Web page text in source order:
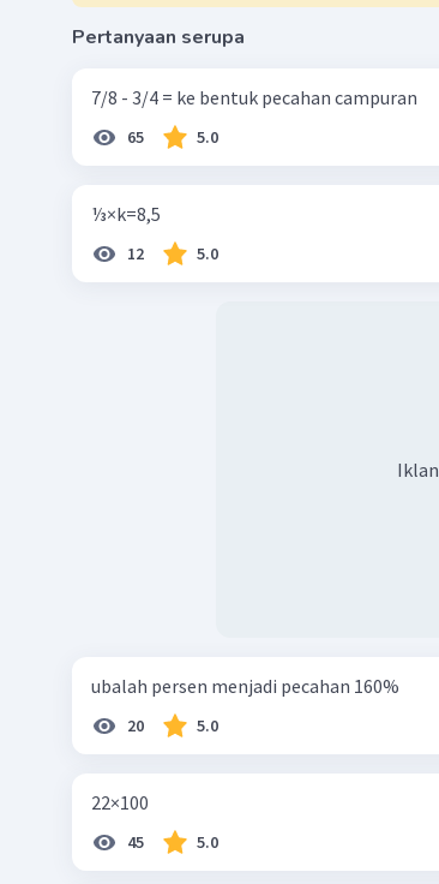
Beri Rating
Pertanyaan serupa
7/8 - 3/4 = ke bentuk pecahan campuran
65 5.0
⅓×k=8,5
12 5.0
Iklan
ubalah persen menjadi pecahan 160%
20 5.0
22×100
45 5.0